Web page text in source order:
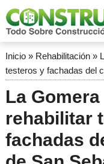
Inicio» Rehabilitación»
testeros y fachadas del
La
rehabilitar
fachadas